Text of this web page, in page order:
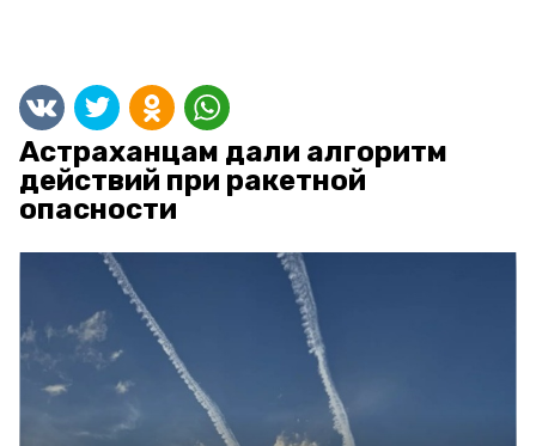
Астраханцам дали алгоритм
действий при ракетной
опасности